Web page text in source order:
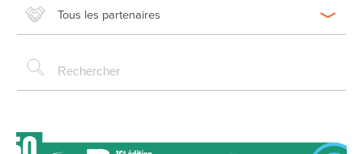
Tous les partenaires